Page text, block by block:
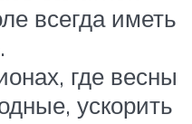
всегда иметь
где весны
ускорить